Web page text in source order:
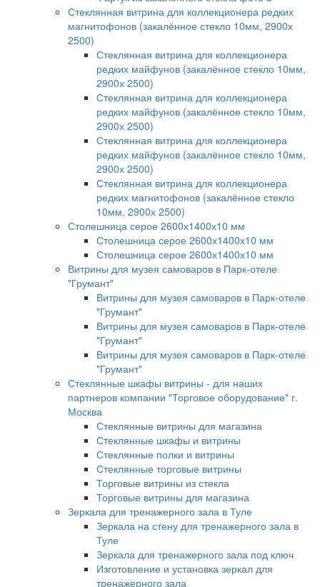
Стеклянная витрина для коллекционера редких
магнитофонов (закалённое стекло 10мм, 2900х
2500)
Стеклянная витрина для коллекционера
редких майфунов (закалённое стекло 10мм,
2900х 2500)
Стеклянная витрина для коллекционера
редких майфунов (закалённое стекло 10мм,
2900х 2500)
Стеклянная витрина для коллекционера
редких майфунов (закалённое стекло 10мм,
2900х 2500)
Стеклянная витрина для коллекционера
редких магнитофонов (закалённое стекло
10мм, 2900х 2500)
Столешница серое 2600х1400х10 мм
Столешница серое 2600х1400х10 мм
Столешница серое 2600х1400х10 мм
Витрины для музея самоваров в Парк-отеле
"Грумант"
Витрины для музея самоваров в Парк-отеле
"Грумант"
Витрины для музея самоваров в Парк-отеле
"Грумант"
Витрины для музея самоваров в Парк-отеле
"Грумант"
Стеклянные шкафы витрины - для наших
партнеров компании "Торговое оборудование" г.
Москва
Стеклянные витрины для магазина
Стеклянные шкафы и витрины
Стеклянные полки и витрины
Стеклянные торговые витрины
Торговые витрины из стекла
Торговые витрины для магазина
Зеркала для тренажерного зала в Туле
Зеркала на стену для тренажерного зала в
Туле
Зеркала для тренажерного зала под ключ
Изготовление и установка зеркал для
тренажерного зала